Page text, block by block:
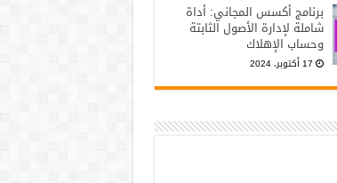
برنامج أكسس المجاني: أداة
شاملة لإدارة الأصول الثابتة
وحساب الإهلاك
17 أكتوبر، 2024